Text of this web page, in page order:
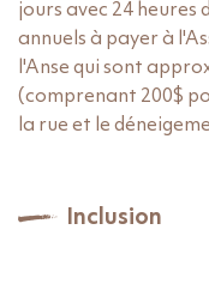
jours avec 24 heures
annuels à payer à
l'Anse qui sont
(comprenant 200$
la rue et le
Inclusion